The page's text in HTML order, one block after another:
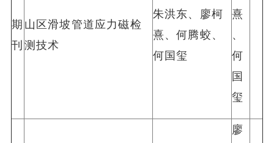
期
刊
山区滑坡管道应力磁检
测技术
朱洪东、廖柯
熹、何腾蛟、
何国玺
熹
、
何
国
玺
廖